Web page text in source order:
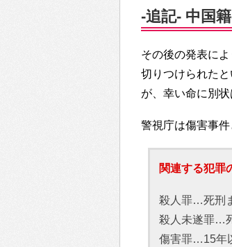
-追記- 中国
その後の発表に
切りつけられた
が、幸い命に別状
警視庁は傷害事
関連する犯罪
殺人罪…死刑
殺人未遂罪…
傷害罪…15年